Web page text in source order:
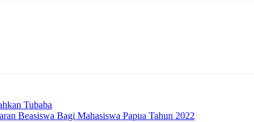
Tubaba
Beasiswa Bagi Mahasiswa Papua Tahun 2022